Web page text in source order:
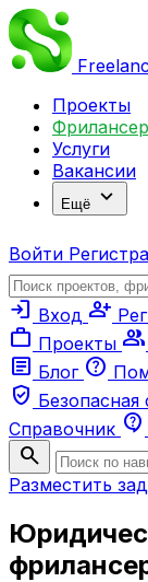
Проекты
Услуги
Вакансии
Ещё expand_more
Войти
login Вход person_add
work Проекты group
article Блог help
verified_user Безопасная
Справочник contact_support
search
Разместить